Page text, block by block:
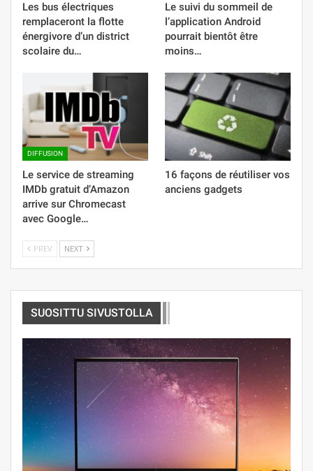
Les bus électriques
remplaceront la flotte
énergivore d’un district
scolaire du…
Le suivi du sommeil de
l’application Android
pourrait bientôt être
moins…
DIFFUSION
Le service de streaming
IMDb gratuit d’Amazon
arrive sur Chromecast
avec Google…
16 façons de réutiliser vos
anciens gadgets
PREV NEXT
SUOSITTU SIVUSTOLLA